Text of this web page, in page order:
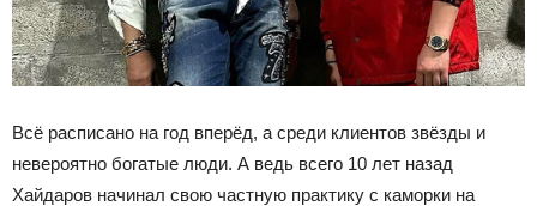
Всё расписано на год вперёд, а среди клиентов звёзды и
невероятно богатые люди. А ведь всего 10 лет назад
Хайдаров начинал свою частную практику с каморки на